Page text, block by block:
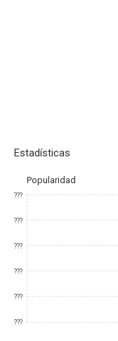
Estadísticas
Popularidad
???
???
???
???
???
???